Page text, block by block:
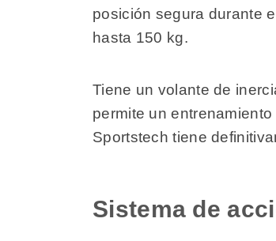
posición segura durante
hasta 150 kg.
Tiene un volante de
permite un
Sportstech tiene
Sistema de